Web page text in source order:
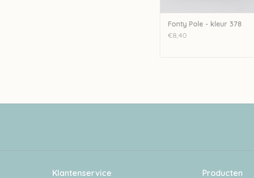
Fonty Pole - kleur 378
€8,40
Klantenservice Producten